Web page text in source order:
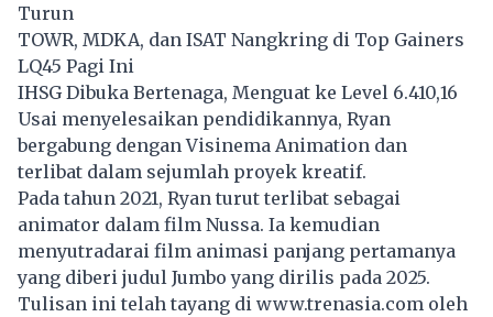
Turun
TOWR, MDKA, dan ISAT Nangkring di Top Gainers
LQ45 Pagi Ini
IHSG Dibuka Bertenaga, Menguat ke Level 6.410,16
Usai menyelesaikan pendidikannya, Ryan
bergabung dengan Visinema Animation dan
terlibat dalam sejumlah proyek kreatif.
Pada tahun 2021, Ryan turut terlibat sebagai
animator dalam film Nussa. Ia kemudian
menyutradarai film animasi panjang pertamanya
yang diberi judul Jumbo yang dirilis pada 2025.
Tulisan ini telah tayang di www.trenasia.com oleh